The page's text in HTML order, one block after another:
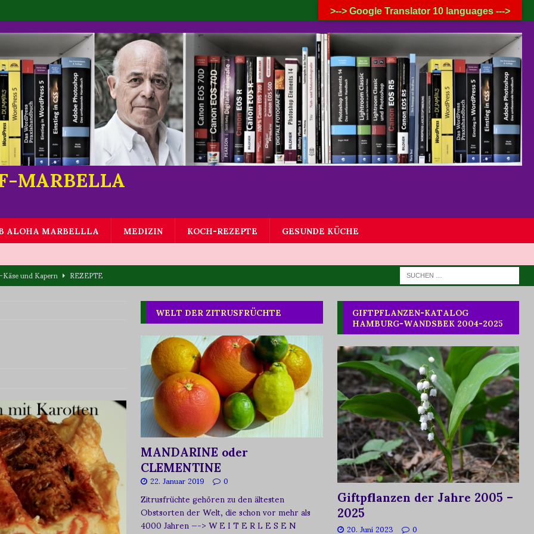
6. AUGUST 2026
MARBELLA
ALOHA MARBELLLA MEDIZIN KOCH-REZEPTE GESUNDE KÜCHE
und Kapern REZEPTE
WAS
Buschpflaume? WELT DER ZITRUSFRÜCHTE
MANDARINE oder
CLEMENTINE
22. Januar 2019 0
Zitrusfrüchte gehören zu den ältesten
Obstsorten der Welt, die schon vor mehr als
4000 Jahren—-> W E I T E R L E S E N
GIFTPFLANZEN-KATALOG
HAMBURG-WANDSBEK 2004-2025
Giftpflanzen der Jahre 2005 –
2025
20. Juni 2023 0
>--> Google Translator 10 languages --->